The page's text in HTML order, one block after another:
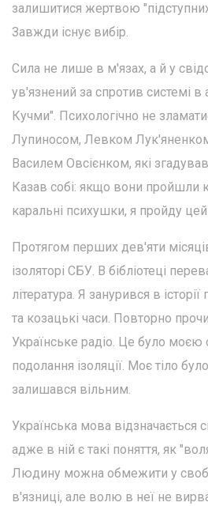
залишитися жертвою
Завжди існує вибір.
Сила не лише в м'язах, а й у
ув'язнений за спротив системі в
Кучми". Психологічно не
Лупиносом, Левком
Василем Овсієнком, які
Казав собі: якщо вони пройшли
каральні психушки, я пройду цей
Протягом перших дев'яти
ізоляторі СБУ. В бібліотеці
література. Я занурився в
та козацькі часи. Повторно
Українське радіо. Це було
подолання ізоляції. Моє тіло
залишався вільним.
Українська мова відзначається
адже в ній є такі поняття, як
Людину можна обмежити у
в'язниці, але волю в неї не